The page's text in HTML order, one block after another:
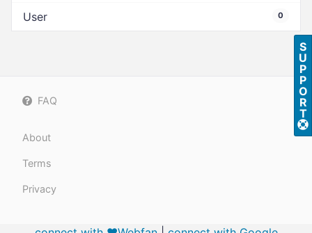
User 0
FAQ
About
Terms
Privacy
S
U
P
P
O
R
T